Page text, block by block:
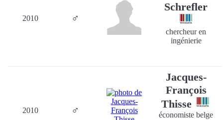
2010 ♂
Schrefler
chercheur en
ingénierie
2010 ♂
Jacques-
François
Thisse
économiste belge